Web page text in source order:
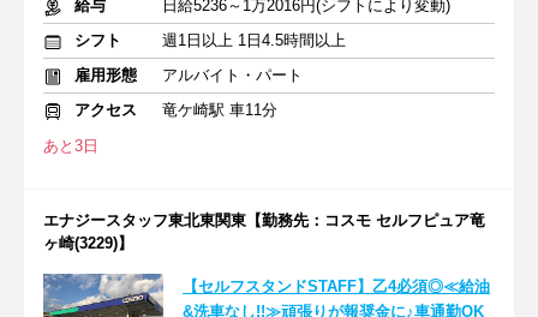
給与
日給5236～1万2016円(シフトにより変動)
シフト
週1日以上 1日4.5時間以上
雇用形態
アルバイト・パート
アクセス
竜ケ崎駅 車11分
あと3日
エナジースタッフ東北東関東【勤務先：コスモ セルフピュア竜
ヶ崎(3229)】
【セルフスタンドSTAFF】乙4必須◎≪給油
&洗車なし!!≫頑張りが報奨金に♪車通勤OK